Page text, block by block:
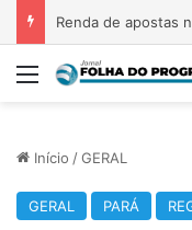
Menu
Início /GERAL
GERAL PARÁ